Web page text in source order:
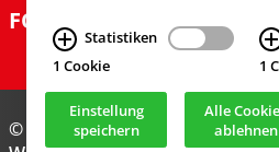
FOLGEN SIE UNS
© Feuerwehrversand 2024
Statistiken
1 Cookie
1
Einstellung
speichern
Alle
ablehnen